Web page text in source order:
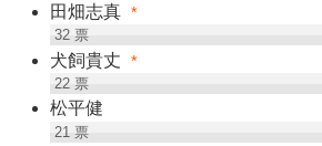
田畑志真 *
32票
犬飼貴丈 *
22票
松平健
21票